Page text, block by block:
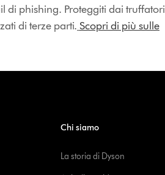
di phishing. Proteggiti dai truffatori
di terze parti. Scopri di più sulle
Chi siamo
La storia di Dyson